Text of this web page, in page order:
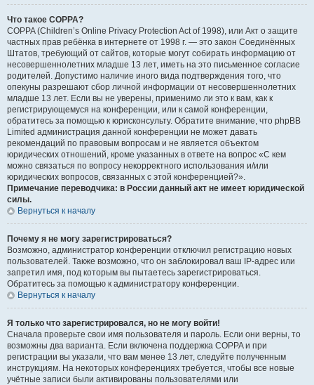
Что такое COPPA?
COPPA (Children’s Online Privacy Protection Act of 1998), или Акт о защите
частных прав ребёнка в интернете от 1998 г. — это закон Соединённых
Штатов, требующий от сайтов, которые могут собирать информацию от
несовершеннолетних младше 13 лет, иметь на это письменное согласие
родителей. Допустимо наличие иного вида подтверждения того, что
опекуны разрешают сбор личной информации от несовершеннолетних
младше 13 лет. Если вы не уверены, применимо ли это к вам, как к
регистрирующемуся на конференции, или к самой конференции,
обратитесь за помощью к юрисконсульту. Обратите внимание, что phpBB
Limited администрация данной конференции не может давать
рекомендаций по правовым вопросам и не является объектом
юридических отношений, кроме указанных в ответе на вопрос «С кем
можно связаться по вопросу некорректного использования и/или
юридических вопросов, связанных с этой конференцией?».
Примечание переводчика: в России данный акт не имеет юридической
силы.
Вернуться к началу
Почему я не могу зарегистрироваться?
Возможно, администратор конференции отключил регистрацию новых
пользователей. Также возможно, что он заблокировал ваш IP-адрес или
запретил имя, под которым вы пытаетесь зарегистрироваться.
Обратитесь за помощью к администратору конференции.
Вернуться к началу
Я только что зарегистрировался, но не могу войти!
Сначала проверьте свои имя пользователя и пароль. Если они верны, то
возможны два варианта. Если включена поддержка COPPA и при
регистрации вы указали, что вам менее 13 лет, следуйте полученным
инструкциям. На некоторых конференциях требуется, чтобы все новые
учётные записи были активированы пользователями или